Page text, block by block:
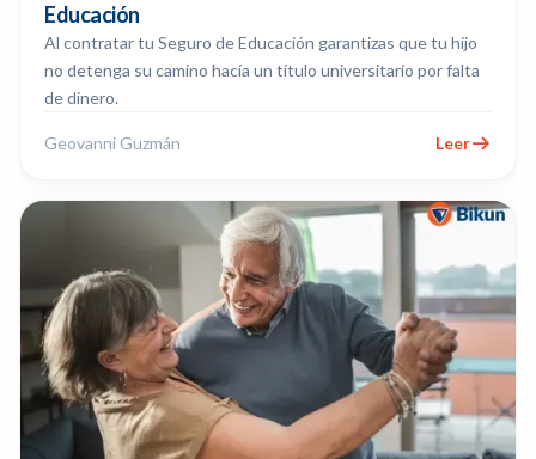
Educación
Al contratar tu Seguro de Educación garantizas que tu hijo
no detenga su camino hacía un título universitario por falta
de dinero.
Geovanni Guzmán Leer